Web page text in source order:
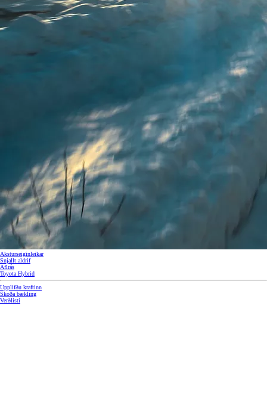
Aksturseiginleikar
Snjallt aldrif
Aflrás
Toyota Hybrid
Upplifðu kraftinn
Skoða bækling
Verðlisti